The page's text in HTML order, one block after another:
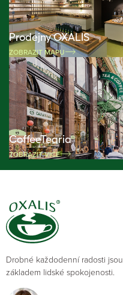
Prodejny OXALIS
ZOBRAZIT MAPU
CoffeeTearia
ZOBRAZIT VÍCE
Drobné každodenní radosti jsou
základem lidské spokojenosti.